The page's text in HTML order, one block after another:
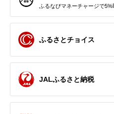
ふるなびマネーチャージで5%
ふるさとチョイス
JALふるさと納税